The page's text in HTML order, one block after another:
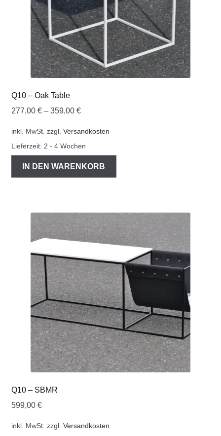
Q10 – Oak Table
277,00 €– 359,00 €
inkl. MwSt. zzgl. Versandkosten
Lieferzeit: 2 - 4 Wochen
IN DEN WARENKORB
Q10 – SBMR
599,00 €
inkl. MwSt. zzgl. Versandkosten